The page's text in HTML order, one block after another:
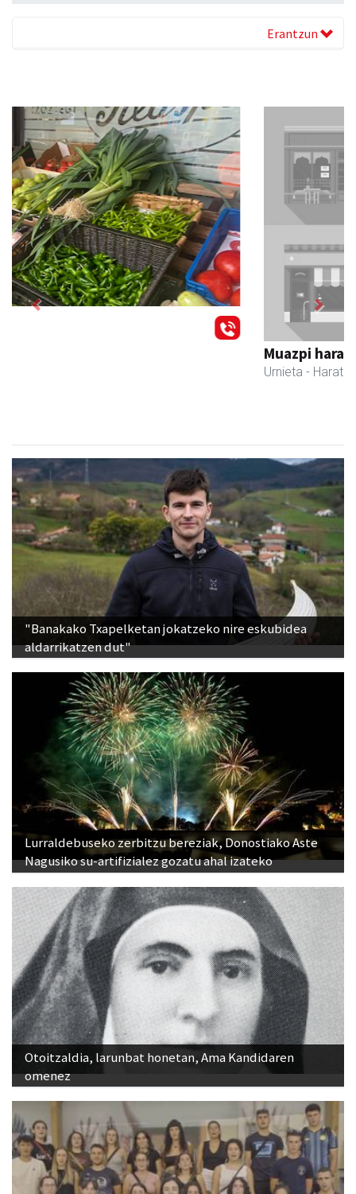
Erantzun
Previous Next
"Banakako Txapelketan jokatzeko nire eskubidea
aldarrikatzen dut"
Lurraldebuseko zerbitzu bereziak, Donostiako Aste
Nagusiko su-artifizialez gozatu ahal izateko
Otoitzaldia, larunbat honetan, Ama Kandidaren
omenez